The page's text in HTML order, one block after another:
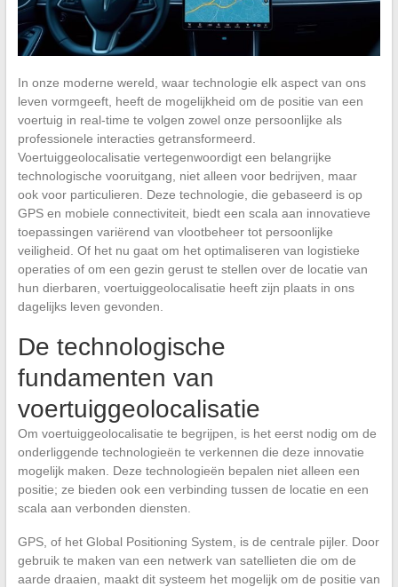
In onze moderne wereld, waar technologie elk aspect van ons
leven vormgeeft, heeft de mogelijkheid om de positie van een
voertuig in real-time te volgen zowel onze persoonlijke als
professionele interacties getransformeerd.
Voertuiggeolocalisatie vertegenwoordigt een belangrijke
technologische vooruitgang, niet alleen voor bedrijven, maar
ook voor particulieren. Deze technologie, die gebaseerd is op
GPS en mobiele connectiviteit, biedt een scala aan innovatieve
toepassingen variërend van vlootbeheer tot persoonlijke
veiligheid. Of het nu gaat om het optimaliseren van logistieke
operaties of om een gezin gerust te stellen over de locatie van
hun dierbaren, voertuiggeolocalisatie heeft zijn plaats in ons
dagelijks leven gevonden.
De technologische
fundamenten van
voertuiggeolocalisatie
Om voertuiggeolocalisatie te begrijpen, is het eerst nodig om de
onderliggende technologieën te verkennen die deze innovatie
mogelijk maken. Deze technologieën bepalen niet alleen een
positie; ze bieden ook een verbinding tussen de locatie en een
scala aan verbonden diensten.
GPS, of het Global Positioning System, is de centrale pijler. Door
gebruik te maken van een netwerk van satellieten die om de
aarde draaien, maakt dit systeem het mogelijk om de positie van